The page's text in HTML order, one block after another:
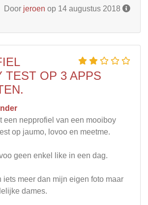
Door jeroen op 14 augustus 2018
TEST OP 3 APPS
een nepprofiel van een mooiboy
op jaumo, lovoo en meetme.
geen enkel like in een dag.
iets meer dan mijn eigen foto maar
dames.